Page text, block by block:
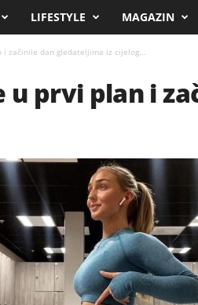
LIFESTYLE MAGAZIN
začinile dan gledateljima iz cijelog...
u prvi plan i